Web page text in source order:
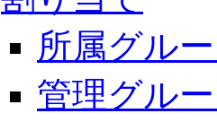
所属グル
管理グル